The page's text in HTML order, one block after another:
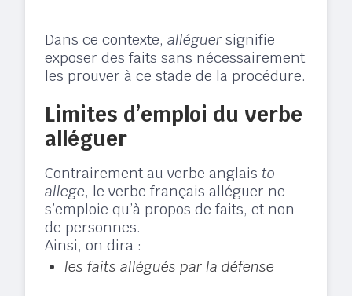
Dans ce contexte,alléguer signifie
exposer des faits sans nécessairement
les prouver à ce stade de la procédure.
Limites d’emploi du verbe
alléguer
Contrairement au verbe anglaisto
allege, le verbe français alléguer ne
s’emploie qu’à propos de faits, et non
de personnes.
Ainsi, on dira :
les faits allégués par la défense